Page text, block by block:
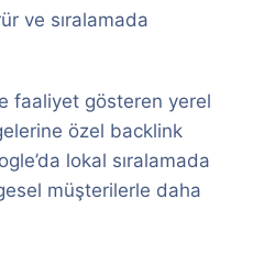
ve sıralamada
faaliyet gösteren yerel
özel backlink
lokal sıralamada
müşterilerle daha